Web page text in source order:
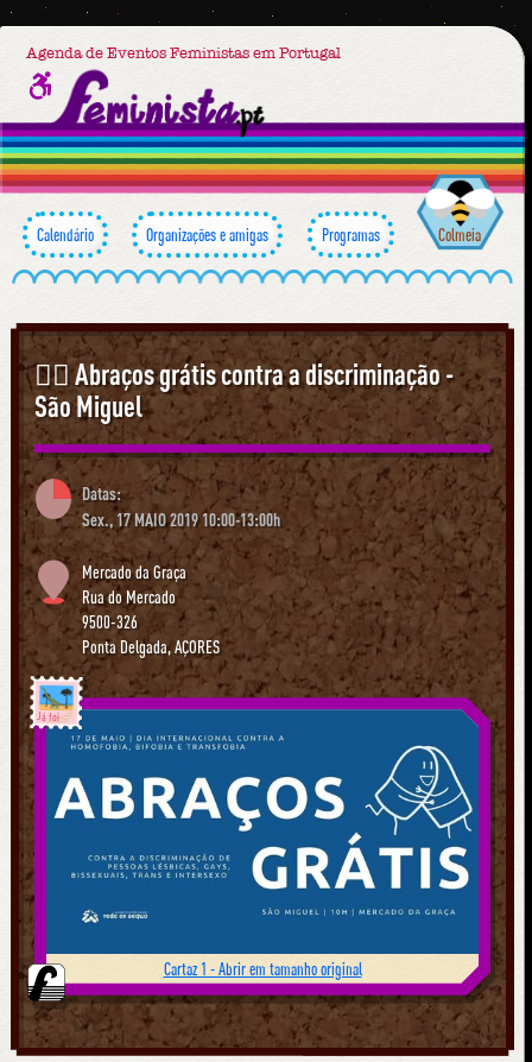
Agenda de Eventos Feministas em Portugal
Calendário Organizações e amigas Programas Colmeia
🏳️‍🌈 Abraços grátis contra a discriminação -
São Miguel
Datas:
Sex., 17 MAIO 2019 10:00-13:00h
Mercado da Graça
Rua do Mercado
9500-326
Ponta Delgada,AÇORES
Já foi
Cartaz 1 - Abrir em tamanho original